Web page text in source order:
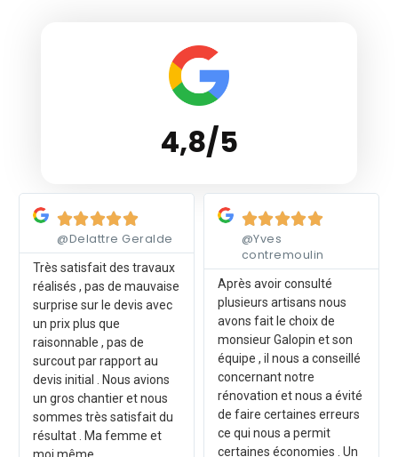
4,8/5

@Delattre Geralde
Très satisfait des travaux
réalisés , pas de mauvaise
surprise sur le devis avec
un prix plus que
raisonnable , pas de
surcout par rapport au
devis initial . Nous avions
un gros chantier et nous
sommes très satisfait du
résultat . Ma femme et

@Yves
contremoulin
Après avoir consulté
plusieurs artisans nous
avons fait le choix de
monsieur Galopin et son
équipe , il nous a conseillé
concernant notre
rénovation et nous a évité
de faire certaines erreurs
ce qui nous a permit
certaines économies . Un